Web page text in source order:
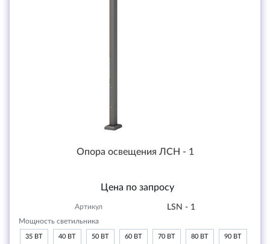
Опора освещения ЛСН - 1
Цена по запросу
Артикул LSN - 1
Мощность светильника
35 ВТ 40 ВТ 50 ВТ 60 ВТ 70 ВТ 80 ВТ 90 ВТ